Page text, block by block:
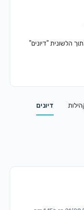
הלשונית "דיונים"
דיונים